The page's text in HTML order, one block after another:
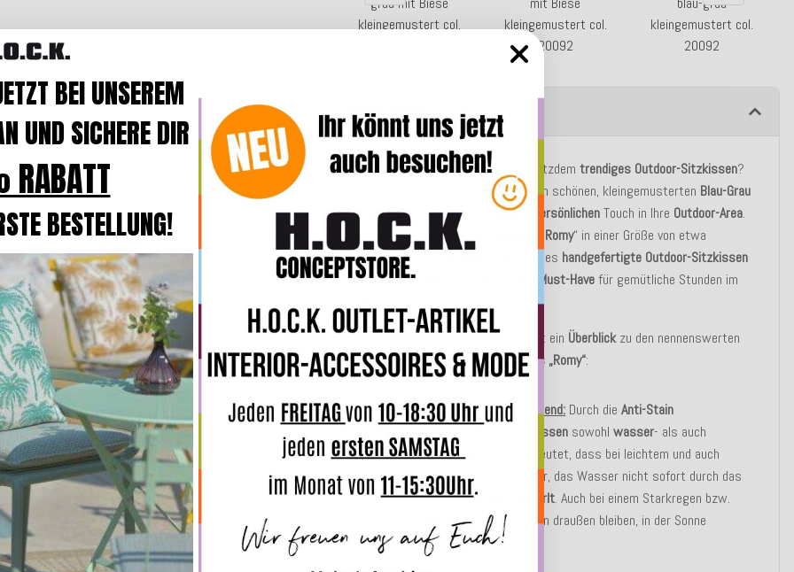
kleingemustert col.
kleingemustert col.
20092
kleingemustert col.
20092
Beschreibung
Sie wollen einhochwertiges und trotzdemtrendiges Outdoor-Sitzkissen?
Outdoor-Stuhlkissen„Romy “ in schönen, kleingemusterten Blau-Grau
Tönenbringt einenschlichtenund persönlichenTouch in Ihre Outdoor-Area.
Das stylische
Outdoor-Stuhlkissen Romy“ in einer Größe von etwa
50x50x5cm
ist die ideale Wahl. Dieses handgefertigte Outdoor-Sitzkissen
ausDeutschland Must-Havefür gemütliche Stunden im
Sie sind sich nochunsicher? Hier ist ein Überblickzu den nennenswerten
Merkmalen
desOutdoor-Sitzkissens „Romy“:
Wasser- und schmutzabweisend: Durch dieAnti-Stain
Stuhlkissen sowohlwasser- als auch
schmutzabweisend
. Das bedeutet, dass bei leichtem und auch
mittel-starkem Regenschauer, das Wasser nicht sofort durch das
Material dringt, sondern
abperlt. Auch bei einem Starkregen bzw.
Dauerregen, können die Kissen draußen bleiben, in der Sonne
trocknen Sie sehr schnell.
BEI UNSEREM
UND SICHERE DIR
BESTELLUNG!